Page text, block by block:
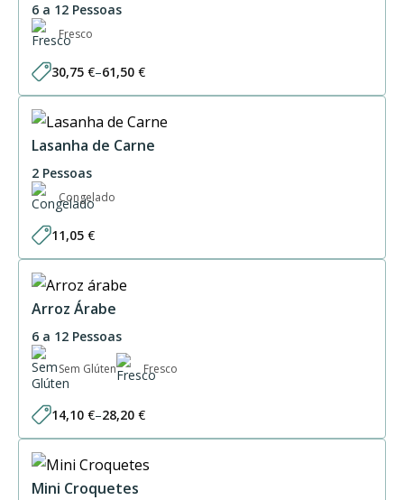
6 a 12 Pessoas
Fresco
30,75 €–61,50 €
Price
range:
through
61,50 €
Lasanha de Carne
2 Pessoas
Congelado
11,05 €
Arroz Árabe
6 a 12 Pessoas
Sem Glúten Fresco
14,10 €–28,20 €
Price
range:
through
28,20 €
Mini Croquetes